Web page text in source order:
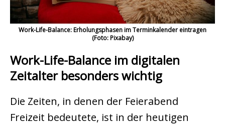
Work-Life-Balance: Erholungsphasen im Terminkalender eintragen
(Foto: Pixabay)
Work-Life-Balance im digitalen
Zeitalter besonders wichtig
Die Zeiten, in denen der Feierabend
Freizeit bedeutete, ist in der heutigen